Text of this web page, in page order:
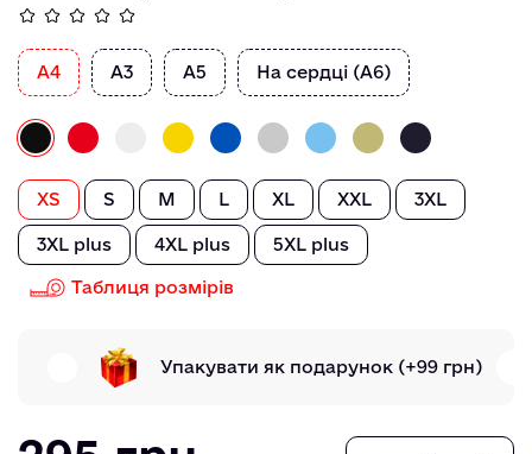
А4 А3 А5 На сердці (А6)
XS S M L XL XXL 3XL
3XL plus 4XL plus 5XL plus
Таблиця розмірів
Упакувати як подарунок (+99 грн)